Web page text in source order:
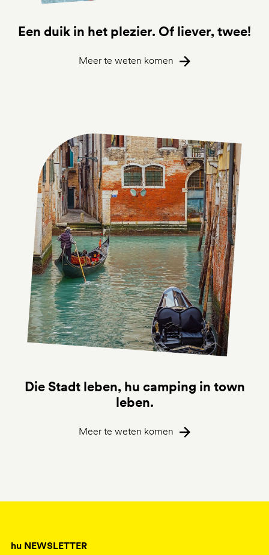
Een duik in het plezier. Of liever, twee!
Meer te weten komen
Die Stadt leben, hu camping in town
leben.
Meer te weten komen
hu NEWSLETTER